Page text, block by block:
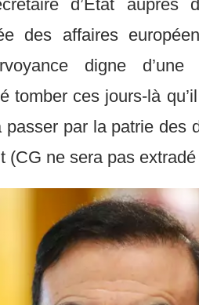
d’État auprès
des affaires
digne
tomber ces jours-là
passer par la patrie des
(CG ne sera pas